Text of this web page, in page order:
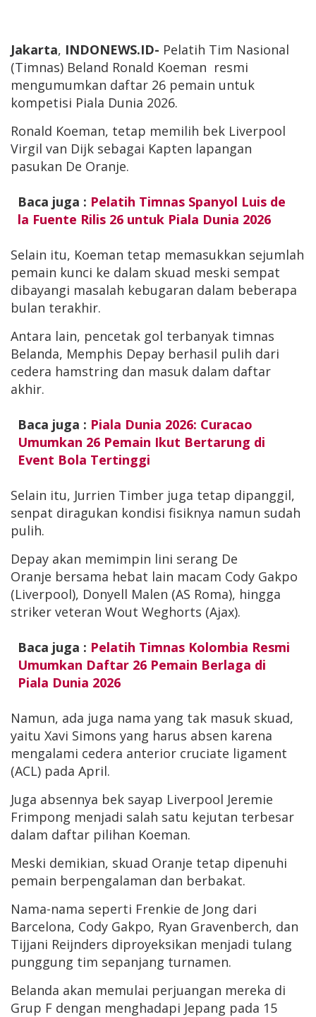
Jakarta, INDONEWS.ID- Pelatih Tim Nasional
(Timnas) Beland Ronald Koeman resmi
mengumumkan daftar 26 pemain untuk
kompetisi Piala Dunia 2026.
Ronald Koeman, tetap memilih bek Liverpool
Virgil van Dijk sebagai Kapten lapangan
pasukan De Oranje.
Baca juga : Pelatih Timnas Spanyol Luis de
la Fuente Rilis 26 untuk Piala Dunia 2026
Selain itu, Koeman tetap memasukkan sejumlah
pemain kunci ke dalam skuad meski sempat
dibayangi masalah kebugaran dalam beberapa
bulan terakhir.
Antara lain, pencetak gol terbanyak timnas
Belanda, Memphis Depay berhasil pulih dari
cedera hamstring dan masuk dalam daftar
akhir.
Baca juga : Piala Dunia 2026: Curacao
Umumkan 26 Pemain Ikut Bertarung di
Event Bola Tertinggi
Selain itu, Jurrien Timber juga tetap dipanggil,
senpat diragukan kondisi fisiknya namun sudah
pulih.
Depay akan memimpin lini serang De
Oranje bersama hebat lain macam Cody Gakpo
(Liverpool), Donyell Malen (AS Roma), hingga
striker veteran Wout Weghorts (Ajax).
Baca juga : Pelatih Timnas Kolombia Resmi
Umumkan Daftar 26 Pemain Berlaga di
Piala Dunia 2026
Namun, ada juga nama yang tak masuk skuad,
yaitu Xavi Simons yang harus absen karena
mengalami cedera anterior cruciate ligament
(ACL) pada April.
Juga absennya bek sayap Liverpool Jeremie
Frimpong menjadi salah satu kejutan terbesar
dalam daftar pilihan Koeman.
Meski demikian, skuad Oranje tetap dipenuhi
pemain berpengalaman dan berbakat.
Nama-nama seperti Frenkie de Jong dari
Barcelona, Cody Gakpo, Ryan Gravenberch, dan
Tijjani Reijnders diproyeksikan menjadi tulang
punggung tim sepanjang turnamen.
Belanda akan memulai perjuangan mereka di
Grup F dengan menghadapi Jepang pada 15